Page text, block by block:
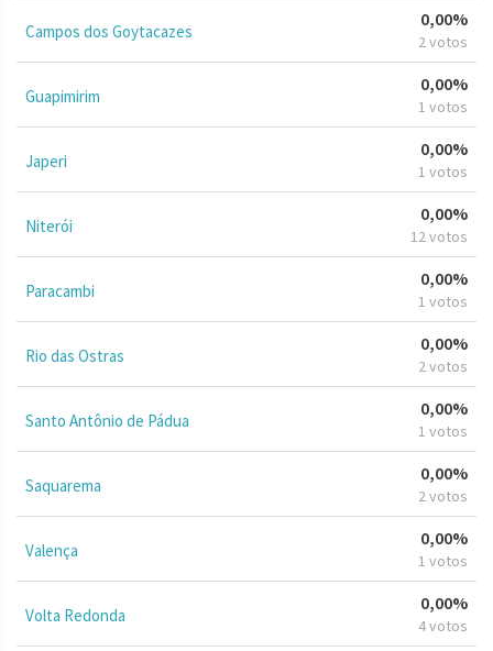
Campos dos Goytacazes
0,00%
2 votos
Guapimirim
0,00%
1 votos
Japeri
0,00%
1 votos
Niterói
0,00%
12 votos
Paracambi
0,00%
1 votos
Rio das Ostras
0,00%
2 votos
Santo Antônio de Pádua
0,00%
1 votos
Saquarema
0,00%
2 votos
Valença
0,00%
1 votos
Volta Redonda
0,00%
4 votos